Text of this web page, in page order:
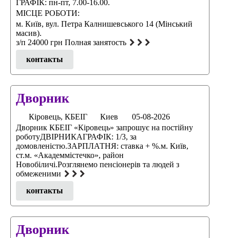
ГРАФІК: пн-пт, 7.00-16.00.
МІСЦЕ РОБОТИ:
м. Київ, вул. Петра Калнишевського 14 (Мінський
масив).
з/п 24000 грн Полная занятость
контакты
Дворник
Кіровець, КБЕІГ Киев
05-08-2026
Дворник КБЕІГ «Кіровець» запрошує на постійну
роботуДВІРНИКАГРАФІК: 1/3, за
домовленістю.ЗАРПЛАТНЯ: ставка + %.м. Київ,
ст.м. «Академмістечко», район
Новобіличі.Розглянемо пенсіонерів та людей з
обмеженими
контакты
Дворник